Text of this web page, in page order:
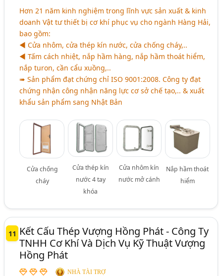
Hơn 21 năm kinh nghiệm trong lĩnh vực sản xuất & kinh
doanh Vật tư thiết bị cơ khí phục vụ cho ngành Hàng Hải,
bao gồm:
◄ Cửa nhôm, cửa thép kín nước, cửa chống cháy,..
◄ Tấm cách nhiệt, nắp hầm hàng, nắp hầm thoát hiểm,
nắp turon, cần cẩu xuồng,..
➠ Sản phẩm đạt chứng chỉ ISO 9001:2008. Công ty đạt
chứng nhận công nhận năng lực cơ sở chế tạo,.. & xuất
khẩu sản phẩm sang Nhật Bản
Cửa chống
cháy
Cửa thép kín
nước 4 tay
khóa
Cửa nhôm kín
nước mở cánh
Nắp hầm thoát
hiểm
11 Kết Cấu Thép Vượng Hồng Phát - Công Ty
TNHH Cơ Khí Và Dịch Vụ Kỹ Thuật Vượng
Hồng Phát
NHÀ TÀI TRỢ